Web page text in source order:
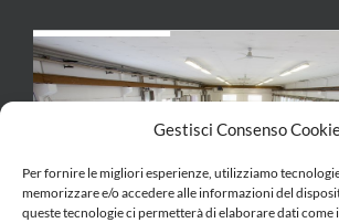
Gestisci Consenso
Per fornire le migliori esperienze, utilizziamo
memorizzare e/o accedere alle informazioni del
queste tecnologie ci permetterà di elaborare dati